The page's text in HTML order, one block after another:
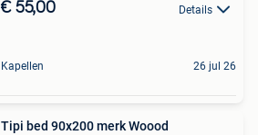
€ 55,00 Details
Kapellen 26 jul 26
Tipi bed 90x200 merk Woood